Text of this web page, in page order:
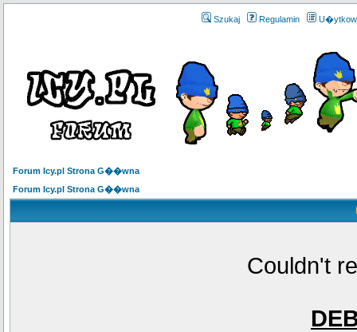
Szukaj Regulamin
Forum Icy.pl Strona G��wna
Forum Icy.pl Strona G��wna
Couldn't